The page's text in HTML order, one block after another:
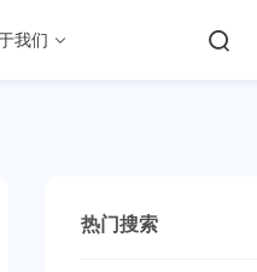
我们
热门搜索